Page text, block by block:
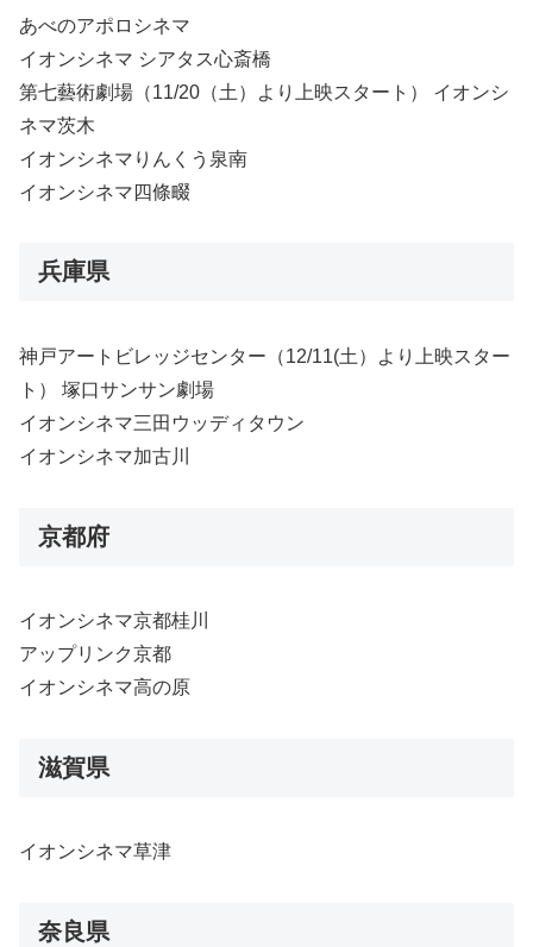
あべのアポロシネマ
イオンシネマ シアタス心斎橋
第七藝術劇場（11/20（土）より上映スタート） イオンシ
ネマ茨木
イオンシネマりんくう泉南
イオンシネマ四條畷
兵庫県
神戸アートビレッジセンター（12/11(土）より上映スター
ト） 塚口サンサン劇場
イオンシネマ三田ウッディタウン
イオンシネマ加古川
京都府
イオンシネマ京都桂川
アップリンク京都
イオンシネマ高の原
滋賀県
イオンシネマ草津
奈良県